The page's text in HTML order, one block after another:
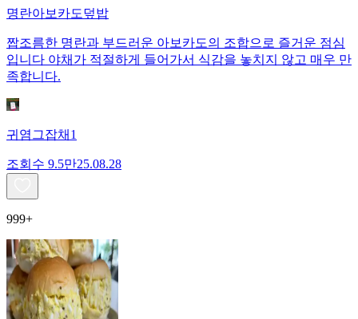
명란아보카도덮밥
짭조름한 명란과 부드러운 아보카도의 조합으로 즐거운 점심
입니다 야채가 적절하게 들어가서 식감을 놓치지 않고 매우 만
족합니다.
귀염그잡채1
조회수 9.5만25.08.28
999+